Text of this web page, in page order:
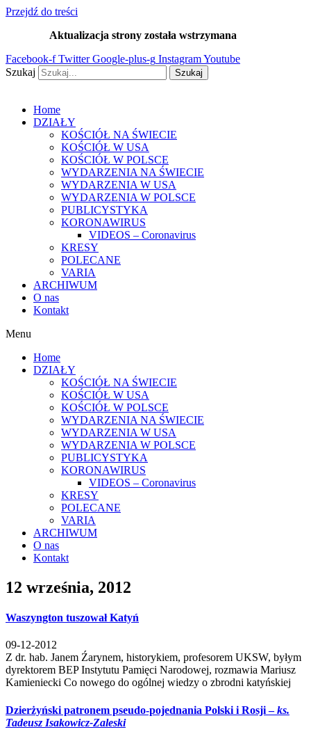
Przejdź do treści
Aktualizacja strony została wstrzymana
Facebook-f Twitter Google-plus-g InstagramYoutube
Szukaj
Szukaj
Home
DZIAŁY
KOŚCIÓŁ NA ŚWIECIE
KOŚCIÓŁ W USA
KOŚCIÓŁ W POLSCE
WYDARZENIA NA ŚWIECIE
WYDARZENIA W USA
WYDARZENIA W POLSCE
PUBLICYSTYKA
KORONAWIRUS
VIDEOS – Coronavirus
KRESY
POLECANE
VARIA
ARCHIWUM
O nas
Kontakt
Menu
Home
DZIAŁY
KOŚCIÓŁ NA ŚWIECIE
KOŚCIÓŁ W USA
KOŚCIÓŁ W POLSCE
WYDARZENIA NA ŚWIECIE
WYDARZENIA W USA
WYDARZENIA W POLSCE
PUBLICYSTYKA
KORONAWIRUS
VIDEOS – Coronavirus
KRESY
POLECANE
VARIA
ARCHIWUM
O nas
Kontakt
12 września, 2012
Waszyngton tuszował Katyń
09-12-2012
Z dr. hab. Janem Źarynem, historykiem, profesorem UKSW, byłym
dyrektorem BEP Instytutu Pamięci Narodowej, rozmawia Mariusz
Kamieniecki Co nowego do ogólnej wiedzy o zbrodni katyńskiej
Dzierżyński patronem pseudo-pojednania Polski i Rosji –ks.
Tadeusz Isakowicz-Zaleski